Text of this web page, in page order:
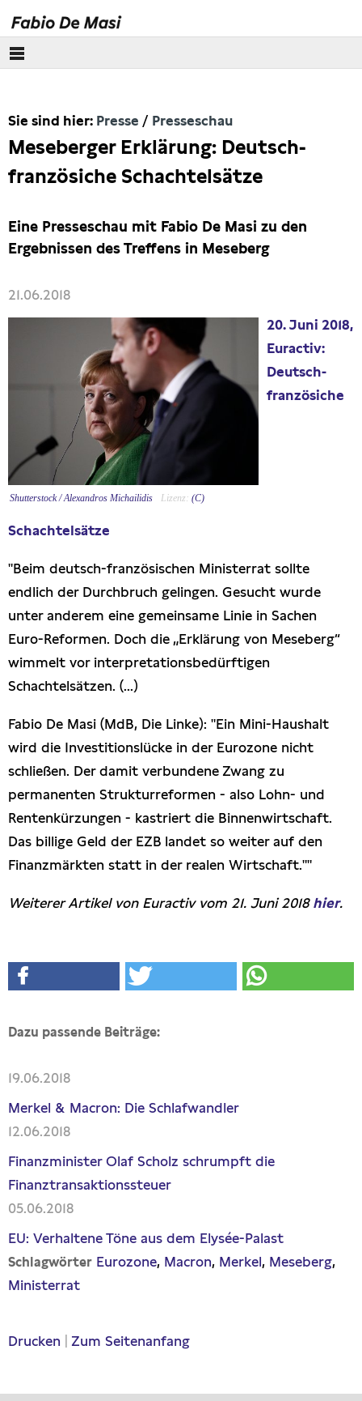
Europäisches Parlament
Themen
Pressebilder
Interviews
Presseschau
Publikationen
Anfragen (Archivseite)
Sie sind hier: Presse Presseschau
Meseberger Erklärung: Deutsch-
französiche Schachtelsätze
Eine Presseschau mit Fabio De Masi zu den
Ergebnissen des Treffens in Meseberg
21.06.2018
Shutterstock / Alexandros Michailidis (C)
20. Juni 2018,
Euractiv:
Deutsch-
französiche
Schachtelsätze
"Beim deutsch-französischen Ministerrat sollte
endlich der Durchbruch gelingen. Gesucht wurde
unter anderem eine gemeinsame Linie in Sachen
Euro-Reformen. Doch die „Erklärung von Meseberg“
wimmelt vor interpretationsbedürftigen
Schachtelsätzen. (...)
Fabio De Masi (MdB, Die Linke): "Ein Mini-Haushalt
wird die Investitionslücke in der Eurozone nicht
schließen. Der damit verbundene Zwang zu
permanenten Strukturreformen - also Lohn- und
Rentenkürzungen - kastriert die Binnenwirtschaft.
Das billige Geld der EZB landet so weiter auf den
Finanzmärkten statt in der realen Wirtschaft.""
Weiterer Artikel von Euractiv vom 21. Juni 2018 hier.
Dazu passende Beiträge:
19.06.2018
Merkel & Macron: Die Schlafwandler
12.06.2018
Finanzminister Olaf Scholz schrumpft die
Finanztransaktionssteuer
05.06.2018
EU: Verhaltene Töne aus dem Elysée-Palast
Schlagwörter Eurozone Macron Merkel Meseberg
Ministerrat
Drucken Zum Seitenanfang